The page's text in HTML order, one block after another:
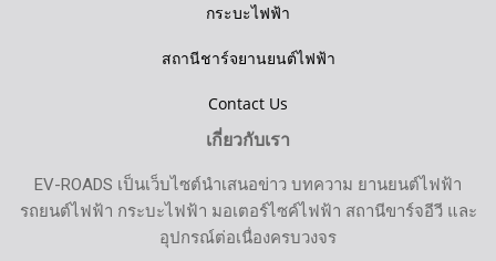
กระบะไฟฟ้า
สถานีชาร์จยานยนต์ไฟฟ้า
Contact Us
เกี่ยวกับเรา
EV-ROADS เป็นเว็บไซต์นำเสนอข่าว บทความ ยานยนต์ไฟฟ้า
รถยนต์ไฟฟ้า กระบะไฟฟ้า มอเตอร์ไซค์ไฟฟ้า สถานีขาร์จอีวี และ
อุปกรณ์ต่อเนื่องครบวงจร